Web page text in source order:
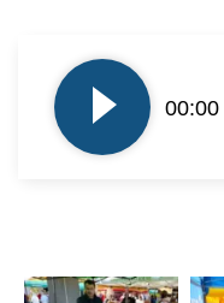
plików
dźwiękowych
00:00